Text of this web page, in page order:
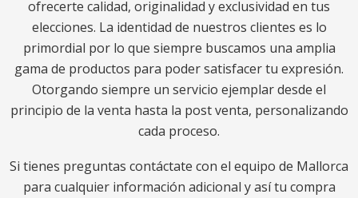
ofrecerte calidad, originalidad y exclusividad en tus
elecciones. La identidad de nuestros clientes es lo
primordial por lo que siempre buscamos una amplia
gama de productos para poder satisfacer tu expresión.
Otorgando siempre un servicio ejemplar desde el
principio de la venta hasta la post venta, personalizando
cada proceso.
Si tienes preguntas contáctate con el equipo de Mallorca
para cualquier información adicional y así tu compra